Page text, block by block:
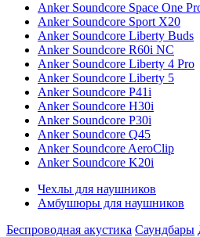
Anker Soundcore Space One
Anker Soundcore Sport X20
Anker Soundcore Liberty Buds
Anker Soundcore R60i NC
Anker Soundcore Liberty 4 Pro
Anker Soundcore Liberty 5
Anker Soundcore P41i
Anker Soundcore H30i
Anker Soundcore P30i
Anker Soundcore Q45
Anker Soundcore AeroClip
Anker Soundcore K20i
Чехлы для наушников
Амбушюры для наушников
Беспроводная акустика Саундбары